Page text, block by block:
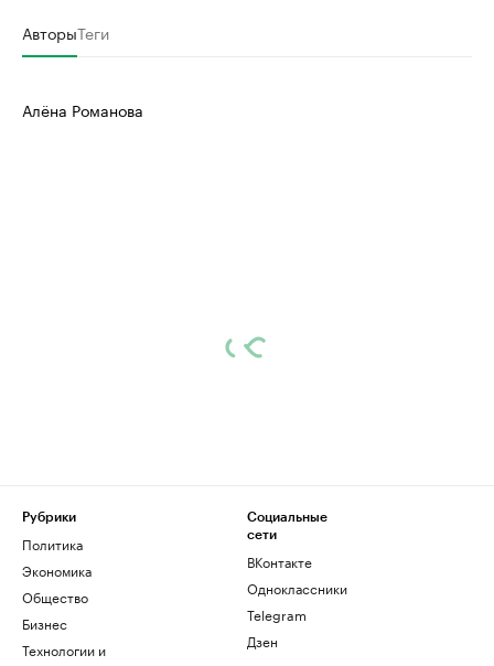
АвторыТеги
Алёна Романова
Рубрики
Политика
Экономика
Общество
Бизнес
Технологии и
Социальные
сети
ВКонтакте
Одноклассники
Telegram
Дзен